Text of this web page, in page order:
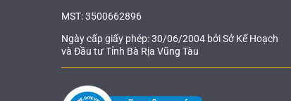
MST: 3500662896
Ngày cấp giấy phép: 30/06/2004 bởi Sở Kế Hoạch
và Đầu tư Tỉnh Bà Rịa Vũng Tàu